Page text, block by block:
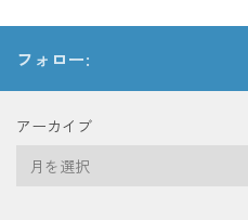
フォロー:
アーカイブ